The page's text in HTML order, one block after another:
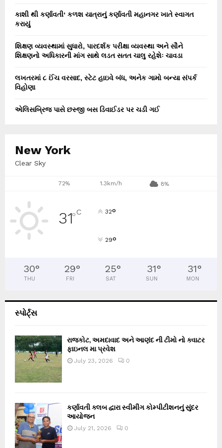
કાશી થી કર્ણાવતી‘ કળશ યાત્રાનું કર્ણાવતી મહાનગર ખાતે સ્વાગત
કરાયું
શિક્ષણ વ્યવસ્થામાં સુધારો, પારદર્શક પરીક્ષા વ્યવસ્થા અને સૌને
શિક્ષણનો અધિકારની માંગ સાથે લડત સતત ચાલુ રહેશેઃ ચાવડા
લખતરમાં ૮ ઈંચ વરસાદ, સ્ટેટ હાઇવે બંધ, અનેક ગામો બન્યા સંપર્ક
વિહોણા
એલિસબ્રિજ પાસે છસ્જી બસ ડિવાઈડર પર ચડી ગઈ
New York
Clear Sky
72% 1.3km/h 8%
31°C 32°
29°
30°
THU
29°
FRI
25°
SAT
31°
SUN
31°
MON
સ્પોર્ટ્સ
રાજકોટ, અમદાવાદ અને આણંદ ની ટીમો નો ક્વાટર
ફાઇનલ મા પ્રવેશ
July 23, 2026 0
કર્ણાવતી ક્લબ દ્વારા સ્વીમીંગ કોમ્પીટીશનનું સુંદર
આયોજન
July 21, 2026 0